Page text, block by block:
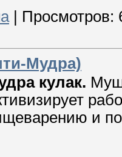
| Просмотров:
Мудра)
кулак.
и